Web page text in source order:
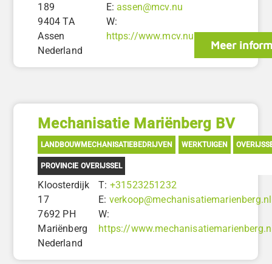
189
9404 TA
Assen
Nederland
E:assen@mcv.nu
W:
https://www.mcv.nu
Meer
Mechanisatie Mariënberg BV
LANDBOUWMECHANISATIEBEDRIJVEN WERKTUIGEN
PROVINCIE OVERIJSSEL
Kloosterdijk
17
7692 PH
Mariënberg
Nederland
T: +31523251232
E: verkoop@mechanisatiemarienberg.nl
W:
https://